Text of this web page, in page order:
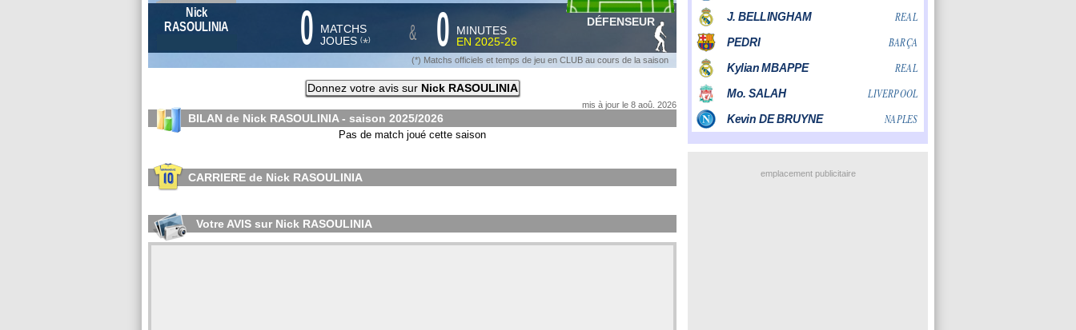
Nick
RASOULINIA
0 MATCHS
JOUES (*) & 0
MINUTES
EN 2025-26
DÉFENSEUR
(*) Matchs officiels et temps de jeu en CLUB au cours de la saison
Donnez votre avis sur Nick RASOULINIA
mis à jour le 8 aoû. 2026
BILAN de Nick RASOULINIA - saison 2025/2026
Pas de match joué cette saison
CARRIERE de Nick RASOULINIA
Votre AVIS sur Nick RASOULINIA
emplacement publicitaire